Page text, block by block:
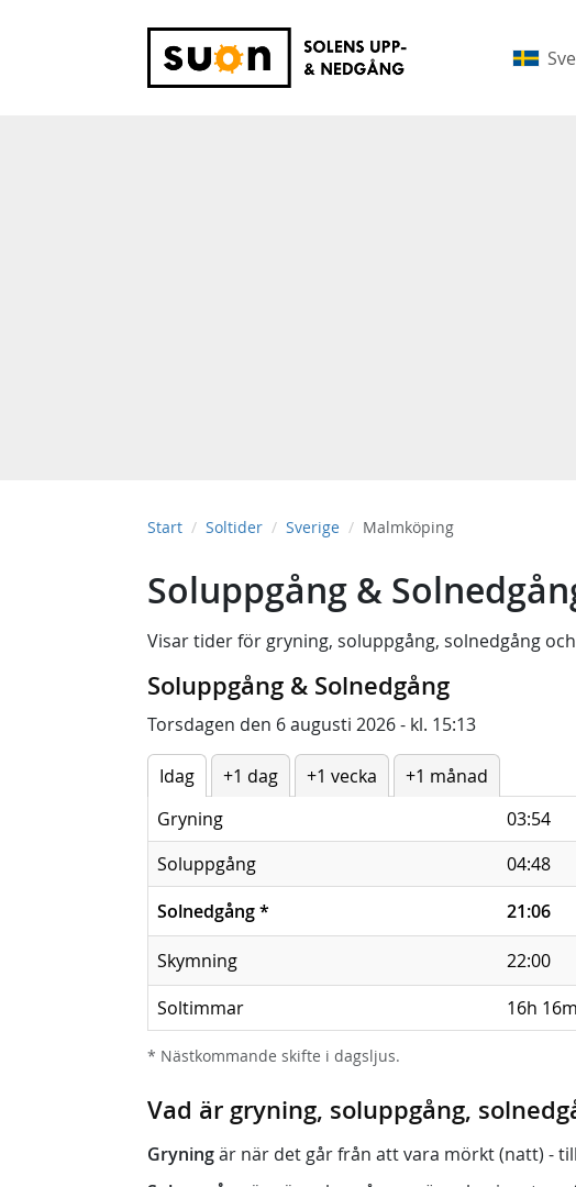
Start Soltider Sverige Malmköping
Soluppgång &
Visar tider för gryning, soluppgång, solnedgång och
Soluppgång & Solnedgång
Torsdagen den 6 augusti 2026 - kl. 15:13
Idag +1 dag +1 vecka
+1 månad
Gryning
03:54
Soluppgång
04:48
Solnedgång* 21:06
Skymning 22:00
Soltimmar 16h 16m
* Nästkommande skifte i dagsljus.
Vad är gryning, soluppgång,
Gryningär när det går från att vara mörkt (natt) -